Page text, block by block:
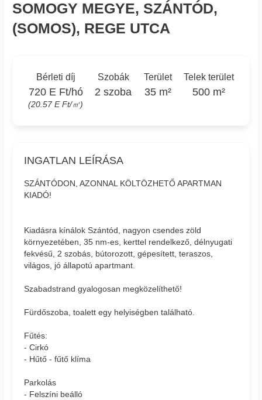
SOMOGY MEGYE, SZÁNTÓD,
(SOMOS), REGE UTCA
Bérleti díj
720 E Ft/hó
(20.57 E Ft/㎡)
Szobák
2 szoba
Terület
35 m²
Telek terület
500 m²
INGATLAN LEÍRÁSA
SZÁNTÓDON, AZONNAL KÖLTÖZHETŐ APARTMAN
KIADÓ!
Kiadásra kínálok Szántód, nagyon csendes zöld
környezetében, 35 nm-es, kerttel rendelkező, délnyugati
fekvésű, 2 szobás, bútorozott, gépesített, teraszos,
világos, jó állapotú apartmant.
Szabadstrand gyalogosan megközelíthető!
Fürdőszoba, toalett egy helyiségben található.
Fűtés:
- Cirkó
- Hűtő - fűtő klíma
Parkolás
- Felszíni beálló